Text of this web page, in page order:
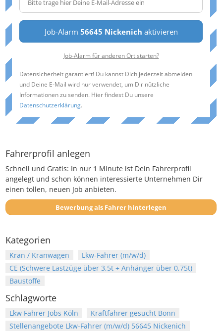
Job-Alarm 56645 Nickenich aktivieren
Job-Alarm für anderen Ort starten?
Datensicherheit garantiert! Du kannst Dich jederzeit abmelden
und Deine E-Mail wird nur verwendet, um Dir nützliche
Informationen zu senden. Hier findest Du unsere
Datenschutzerklärung.
Fahrerprofil anlegen
Schnell und Gratis: In nur 1 Minute ist Dein Fahrerprofil
angelegt und schon können interessierte Unternehmen Dir
einen tollen, neuen Job anbieten.
Bewerbung als Fahrer hinterlegen
Kategorien
Kran / Kranwagen
Lkw-Fahrer (m/w/d)
CE (Schwere Lastzüge über 3,5t + Anhänger über 0,75t)
Baustoffe
Schlagworte
Lkw Fahrer Jobs Köln
Kraftfahrer gesucht Bonn
Stellenangebote Lkw-Fahrer (m/w/d) 56645 Nickenich